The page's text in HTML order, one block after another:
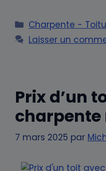
Catégories
Charpente -
Laisser un
Prix d’un
7 mars 2025 par